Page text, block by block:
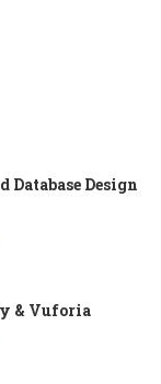
Database Design
& Vuforia